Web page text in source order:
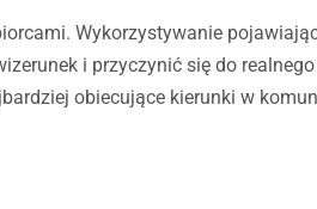
Wykorzystywanie
i przyczynić się do realnego
obiecujące kierunki w